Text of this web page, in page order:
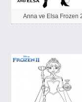
Anna ve Elsa Frozen